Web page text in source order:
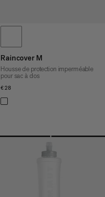
Raincover M
Housse de protection imperméable
pour sac à dos
€28